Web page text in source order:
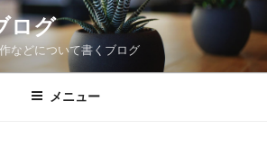
ログ
などについて書くブログ
メニュー